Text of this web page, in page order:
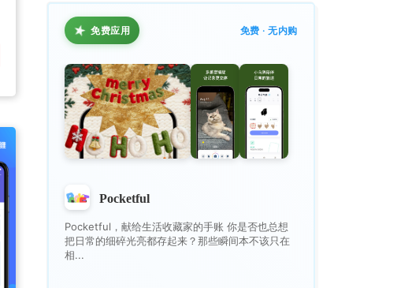
★ 免费应用 免费 · 无内购
Pocketful
Pocketful，献给生活收藏家的手账 你是否也总想
把日常的细碎光亮都存起来？那些瞬间本不该只在
相...